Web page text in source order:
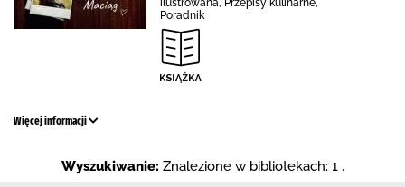
ilustrowana, Przepisy kulinarne,
Poradnik
Więcej informacji
Wyszukiwanie: Znalezione w bibliotekach: 1 .